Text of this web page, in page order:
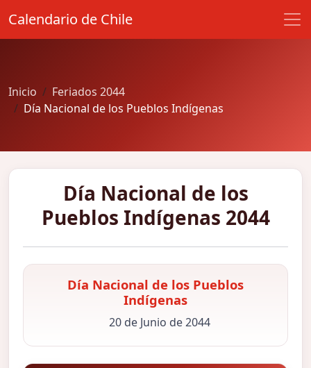
Calendario de Chile
Inicio
Feriados 2044
Día Nacional de los Pueblos Indígenas
Día Nacional de los
Pueblos Indígenas 2044
Día Nacional de los Pueblos
Indígenas
20 de Junio de 2044